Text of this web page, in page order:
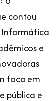
contou
Informática
e
foco em
pública e